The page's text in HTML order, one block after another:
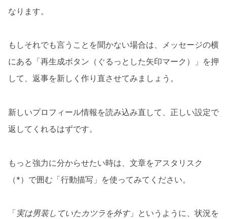
なります。
もしそれでも言うことを聞かない場合は、メッセージの横
にある「再生成ボタン（ぐるっとした矢印マーク）」を押
して、返事を新しく作り直させてみましょう。
新しいプロフィール情報を読み込み直して、正しい設定で
返してくれるはずです。
もっと強力に分からせたい時は、文章をアスタリスク
（*）で囲む「行動描写」を使ってみてください。
「実は男装していたカツラを外す」というように、状況を